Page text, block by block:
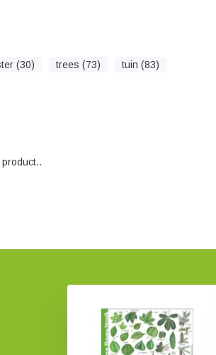
(30) trees (73) tuin (83)